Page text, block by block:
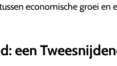
economische groei
een